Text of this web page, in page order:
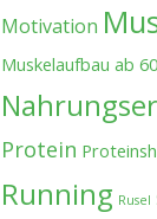
Motivation
Muskelaufbau ab 60
Protein
Running Rusel